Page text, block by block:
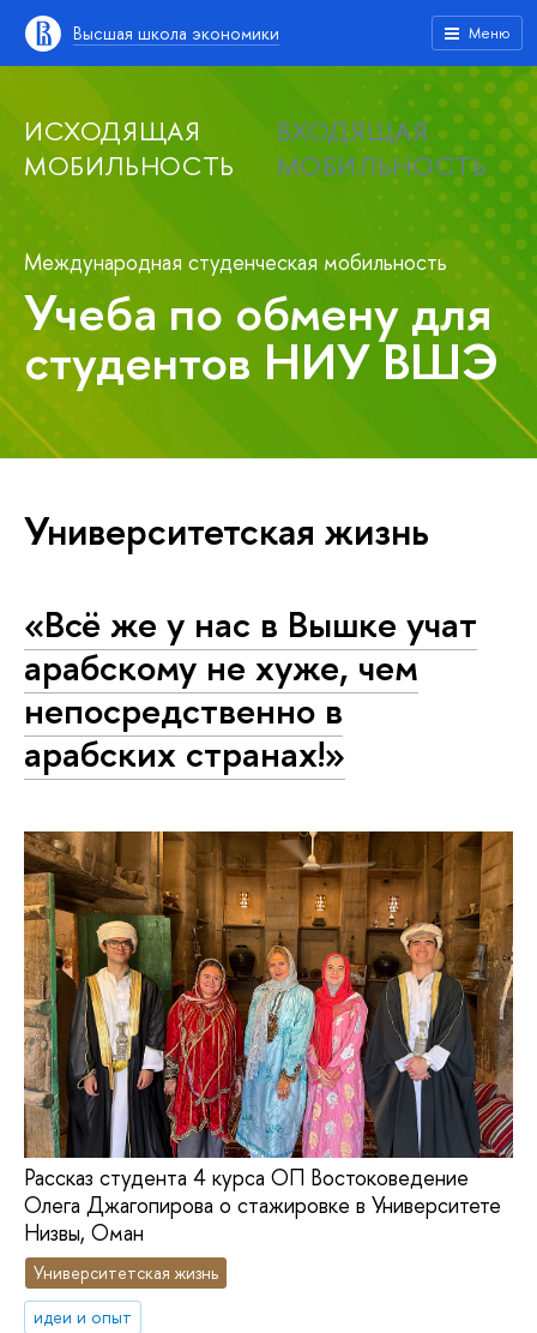
Высшая школа экономики Меню
ИСХОДЯЩАЯ
МОБИЛЬНОСТЬ
ВХОДЯЩАЯ
МОБИЛЬНОСТЬ
Международная студенческая мобильность
Учеба по обмену для
студентов НИУ ВШЭ
Университетская жизнь
«Всё же у нас в Вышке учат
арабскому не хуже, чем
непосредственно в
арабских странах!»
Рассказ студента 4 курса ОП Востоковедение
Олега Джагопирова о стажировке в Университете
Низвы, Оман
Университетская жизнь
идеи и опыт